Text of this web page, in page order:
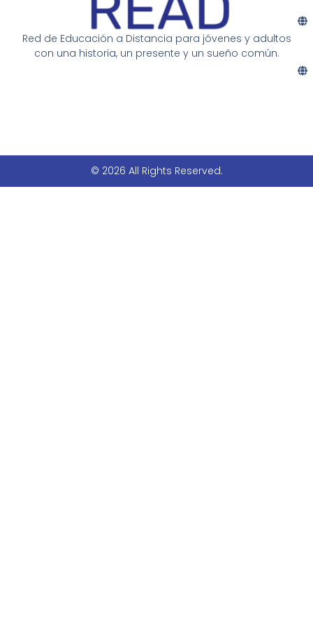
Red de Educación a Distancia para jóvenes y adultos
con una historia, un presente y un sueño común.
© 2026 All Rights Reserved.